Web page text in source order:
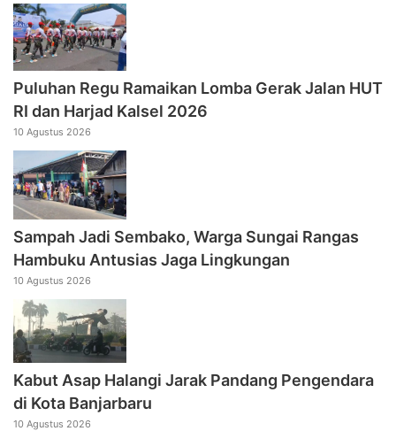
Puluhan Regu Ramaikan Lomba Gerak Jalan HUT
RI dan Harjad Kalsel 2026
10 Agustus 2026
Sampah Jadi Sembako, Warga Sungai Rangas
Hambuku Antusias Jaga Lingkungan
10 Agustus 2026
Kabut Asap Halangi Jarak Pandang Pengendara
di Kota Banjarbaru
10 Agustus 2026